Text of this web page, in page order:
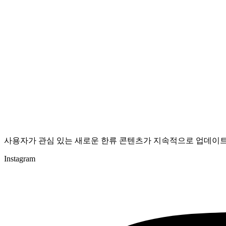
사용자가 관심 있는 새로운 한류 콘텐츠가 지속적으로 업데이
Instagram